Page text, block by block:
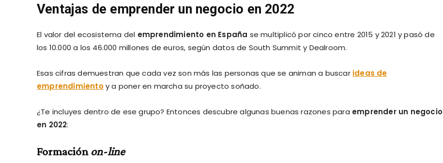
Ventajas de emprender un negocio en 2022
El valor del ecosistema del emprendimiento en España se multiplicó por cinco entre 2015 y 2021 y pasó de
los 10.000 a los 46.000 millones de euros, según datos de South Summit y Dealroom.
Esas cifras demuestran que cada vez son más las personas que se animan a buscar ideas de
emprendimientoy a poner en marcha su proyecto soñado.
¿Te incluyes dentro de ese grupo? Entonces descubre algunas buenas razones para emprender un negocio
en 2022:
Formación on-line